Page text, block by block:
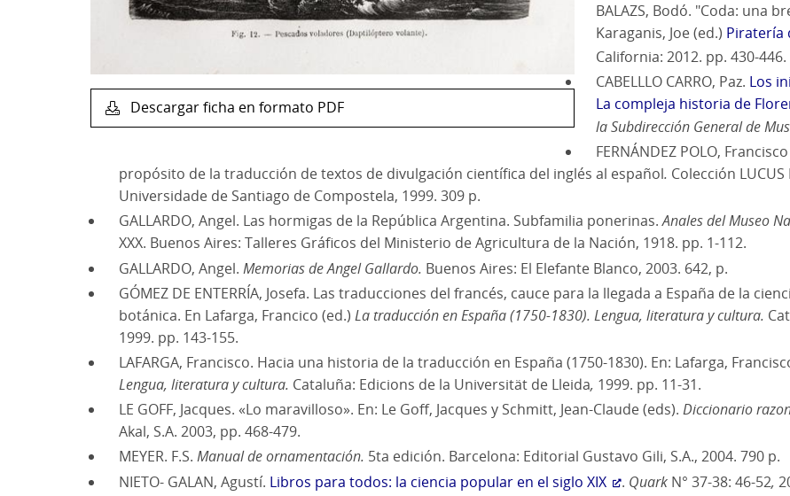
Descargar ficha en formato PDF
BALAZS, Bodó. "Coda: una
Karaganis, Joe (ed.) Piratería
California: 2012. pp. 430-446.
CABELLLO CARRO, Paz. Los
La compleja historia de
la Subdirección General de
FERNÁNDEZ POLO,
propósito de la traducción de textos de divulgación científica del inglés al español. Colección
Universidade de Santiago de Compostela, 1999. 309 p.
GALLARDO, Angel. Las hormigas de la República Argentina. Subfamilia ponerinas.Anales del Museo
XXX. Buenos Aires: Talleres Gráficos del Ministerio de Agricultura de la Nación, 1918. pp. 1-112.
GALLARDO, Angel. Memorias de Angel Gallardo. Buenos Aires: El Elefante Blanco, 2003. 642, p.
GÓMEZ DE ENTERRÍA, Josefa. Las traducciones del francés, cauce para la llegada a España de la
botánica. En Lafarga, Francico (ed.) La traducción en España (1750-1830). Lengua, literatura y cultura.
1999. pp. 143-155.
LAFARGA, Francisco. Hacia una historia de la traducción en España (1750-1830). En: Lafarga,
Lengua, literatura y cultura. Cataluña: Edicions de la Universität de Lleida, 1999. pp. 11-31.
LE GOFF, Jacques. «Lo maravilloso». En: Le Goff, Jacques y Schmitt, Jean-Claude (eds). Diccionario
Akal, S.A. 2003, pp. 468-479.
MEYER. F.S. Manual de ornamentación. 5ta edición. Barcelona: Editorial Gustavo Gili, S.A., 2004. 790 p.
NIETO- GALAN, Agustí. Libros para todos: la ciencia popular en el siglo XIX . Quark N° 37-38: 46-52,